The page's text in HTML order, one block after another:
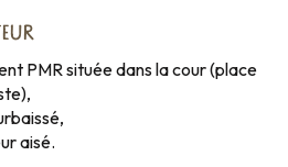
PMR située dans la cour (place
aisé.